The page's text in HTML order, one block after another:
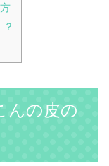
んの皮の